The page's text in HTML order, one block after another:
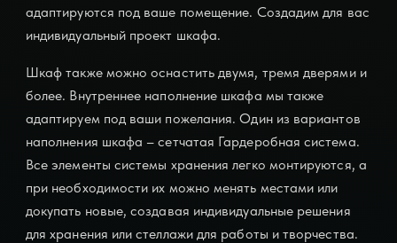
адаптируются под ваше помещение. Создадим для вас
индивидуальный проект шкафа.
Шкаф также можно оснастить двумя, тремя дверями и
более. Внутреннее наполнение шкафа мы также
адаптируем под ваши пожелания. Один из вариантов
наполнения шкафа – сетчатая Гардеробная система.
Все элементы системы хранения легко монтируются, а
при необходимости их можно менять местами или
докупать новые, создавая индивидуальные решения
для хранения или стеллажи для работы и творчества.